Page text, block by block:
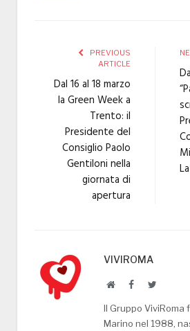
PREVIOUS
ARTICLE
Dal 16 al 18 marzo
la Green Week a
Trento: il
Presidente del
Consiglio Paolo
Gentiloni nella
giornata di
apertura
VIVIROMA
WebsiteFacebookTwitter
Il Gruppo ViviRoma
Marino nel 1988,